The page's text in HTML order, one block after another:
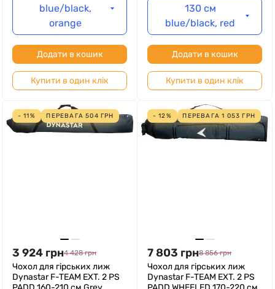
blue/black,
orange
Додати в кошик
Купити в один клік
130 см
blue/black, red
Додати в кошик
Купити в один клік
- 11% ПЕРЕВАГА504 ГРН
3 924 грн4 428 грн
Чохол для гірських лиж
Dynastar F-TEAM EXT. 2 PS
- 12% ПЕРЕВАГА1 053 ГРН
7 803 грн8 856 грн
Чохол для гірських лиж
Dynastar F-TEAM EXT. 2 PS